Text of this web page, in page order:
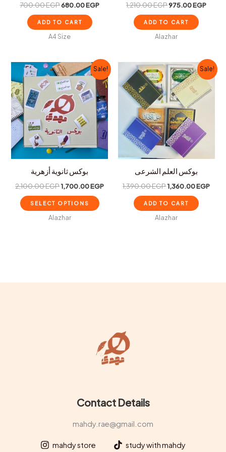
700.00EGP680.00EGP
ADD TO CART
A4 Size
1,210.00EGP975.00EGP
ADD TO CART
Alazhar
Sale!
بوكس ثانوية أزهرية
2,100.00EGP
Original
price
was:
2,100.00 EGP.
1,700.00EGP
Current
price
is:
1,700.00 EGP.
SELECT OPTIONS
Alazhar
Sale!
بوكس العلم الشرعى
1,390.00EGP
Original
price
was:
1,390.00 EGP.
1,360.00EGP
price
is:
ADD TO CART
Alazhar
Contact Details
mahdy.rae@gmail.com
mahdy store study with mahdy